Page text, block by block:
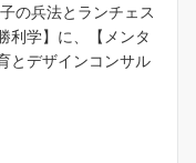
の兵法とランチェス
利学】に、【メンタ
とデザインコンサル